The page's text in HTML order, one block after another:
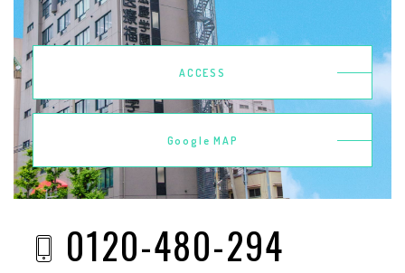
ACCESS
Google MAP
0120-480-294